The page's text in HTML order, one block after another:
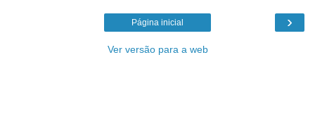
›
Página inicial
Ver versão para a web